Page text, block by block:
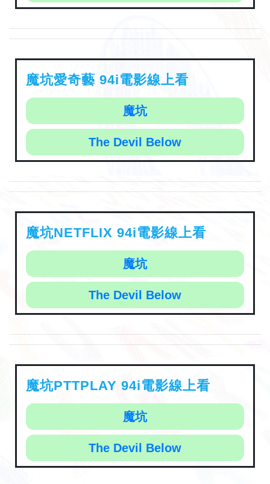
魔坑愛奇藝 94i電影線上看
魔坑
The Devil Below
魔坑NETFLIX 94i電影線上看
魔坑
The Devil Below
魔坑PTTPLAY 94i電影線上看
魔坑
The Devil Below